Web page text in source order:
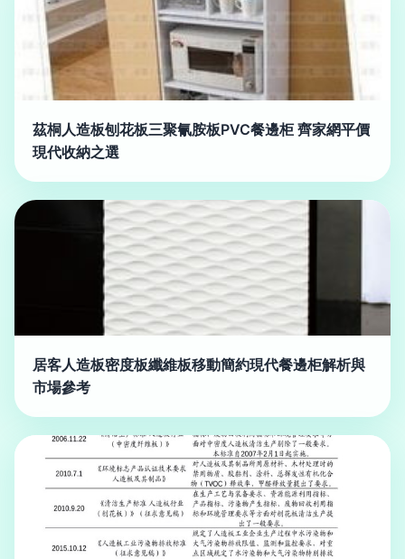
茲桐人造板刨花板三聚氰胺板PVC餐邊柜 齊家網平價
現代收納之選
居客人造板密度板纖維板移動簡約現代餐邊柜解析與
市場參考